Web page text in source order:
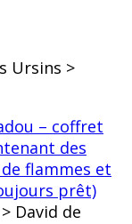
Ursins >
– coffret
des
flammes et
prêt)
David de